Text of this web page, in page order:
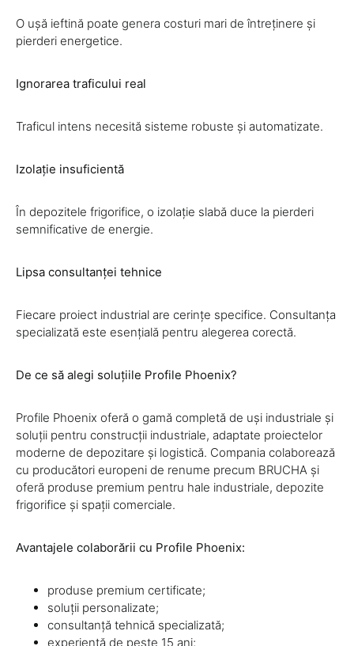
O ușă ieftină poate genera costuri mari de întreținere și
pierderi energetice.
Ignorarea traficului real
Traficul intens necesită sisteme robuste și automatizate.
Izolație insuficientă
În depozitele frigorifice, o izolație slabă duce la pierderi
semnificative de energie.
Lipsa consultanței tehnice
Fiecare proiect industrial are cerințe specifice. Consultanța
specializată este esențială pentru alegerea corectă.
De ce să alegi soluțiile Profile Phoenix?
Profile Phoenix oferă o gamă completă de uși industriale și
soluții pentru construcții industriale, adaptate proiectelor
moderne de depozitare și logistică. Compania colaborează
cu producători europeni de renume precum BRUCHA și
oferă produse premium pentru hale industriale, depozite
frigorifice și spații comerciale.
Avantajele colaborării cu Profile Phoenix:
produse premium certificate;
soluții personalizate;
consultanță tehnică specializată;
experiență de peste 15 ani;